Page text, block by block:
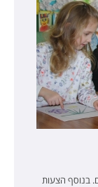
בנוסף הצעות